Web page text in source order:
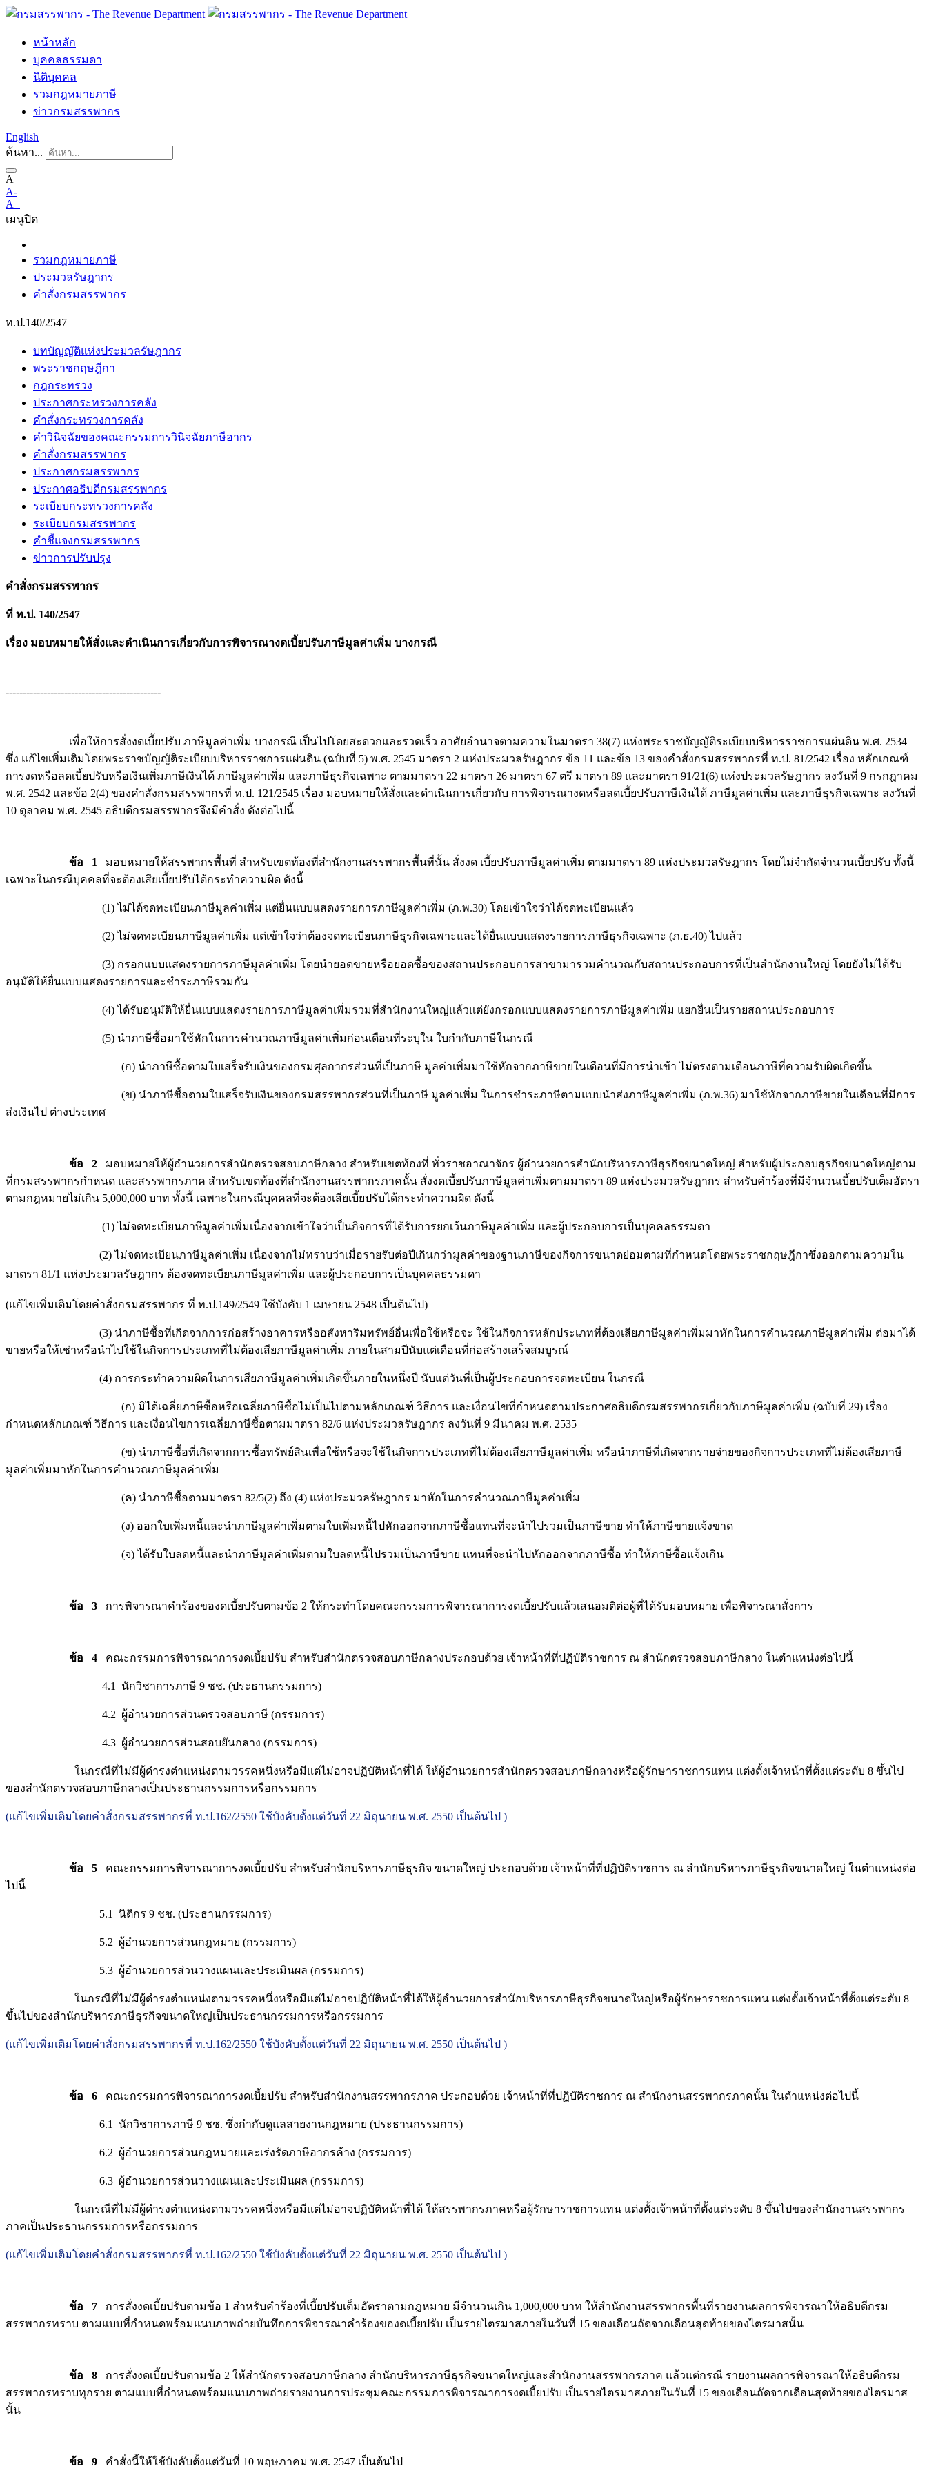
หน้าหลัก
บุคคลธรรมดา
นิติบุคคล
รวมกฎหมายภาษี
ข่าวกรมสรรพากร
English
ค้นหา...
A
A-
A+
เมนูปิด
รวมกฎหมายภาษี
ประมวลรัษฎากร
คำสั่งกรมสรรพากร
ท.ป.140/2547
บทบัญญัติแห่งประมวลรัษฎากร
พระราชกฤษฎีกา
กฎกระทรวง
ประกาศกระทรวงการคลัง
คำสั่งกระทรวงการคลัง
คำวินิจฉัยของคณะกรรมการวินิจฉัยภาษีอากร
คำสั่งกรมสรรพากร
ประกาศกรมสรรพากร
ประกาศอธิบดีกรมสรรพากร
ระเบียบกระทรวงการคลัง
ระเบียบกรมสรรพากร
คำชี้แจงกรมสรรพากร
ข่าวการปรับปรุง
คำสั่งกรมสรรพากร
ที่ ท.ป. 140/2547
เรื่อง มอบหมายให้สั่งและดำเนินการเกี่ยวกับการพิจารณางดเบี้ยปรับภาษีมูลค่าเพิ่ม บางกรณี
---------------------------------------------
เพื่อให้การสั่งงดเบี้ยปรับ ภาษีมูลค่าเพิ่ม บางกรณี เป็นไปโดยสะดวกและรวดเร็ว อาศัยอำนาจตามความในมาตรา 38(7) แห่งพระราชบัญญัติระเบียบบริหารราชการแผ่นดิน พ.ศ. 2534
ซึ่ง แก้ไขเพิ่มเติมโดยพระราชบัญญัติระเบียบบริหารราชการแผ่นดิน (ฉบับที่ 5) พ.ศ. 2545 มาตรา 2 แห่งประมวลรัษฎากร ข้อ 11 และข้อ 13 ของคำสั่งกรมสรรพากรที่ ท.ป. 81/2542 เรื่อง หลักเกณฑ์
การงดหรือลดเบี้ยปรับหรือเงินเพิ่มภาษีเงินได้ ภาษีมูลค่าเพิ่ม และภาษีธุรกิจเฉพาะ ตามมาตรา 22 มาตรา 26 มาตรา 67 ตรี มาตรา 89 และมาตรา 91/21(6) แห่งประมวลรัษฎากร ลงวันที่ 9 กรกฎาคม
พ.ศ. 2542 และข้อ 2(4) ของคำสั่งกรมสรรพากรที่ ท.ป. 121/2545 เรื่อง มอบหมายให้สั่งและดำเนินการเกี่ยวกับ การพิจารณางดหรือลดเบี้ยปรับภาษีเงินได้ ภาษีมูลค่าเพิ่ม และภาษีธุรกิจเฉพาะ ลงวันที่
10 ตุลาคม พ.ศ. 2545 อธิบดีกรมสรรพากรจึงมีคำสั่ง ดังต่อไปนี้
ข้อ 1 มอบหมายให้สรรพากรพื้นที่ สำหรับเขตท้องที่สำนักงานสรรพากรพื้นที่นั้น สั่งงด เบี้ยปรับภาษีมูลค่าเพิ่ม ตามมาตรา 89 แห่งประมวลรัษฎากร โดยไม่จำกัดจำนวนเบี้ยปรับ ทั้งนี้
เฉพาะในกรณีบุคคลที่จะต้องเสียเบี้ยปรับได้กระทำความผิด ดังนี้
(1) ไม่ได้จดทะเบียนภาษีมูลค่าเพิ่ม แต่ยื่นแบบแสดงรายการภาษีมูลค่าเพิ่ม (ภ.พ.30) โดยเข้าใจว่าได้จดทะเบียนแล้ว
(2) ไม่จดทะเบียนภาษีมูลค่าเพิ่ม แต่เข้าใจว่าต้องจดทะเบียนภาษีธุรกิจเฉพาะและได้ยื่นแบบแสดงรายการภาษีธุรกิจเฉพาะ (ภ.ธ.40) ไปแล้ว
(3) กรอกแบบแสดงรายการภาษีมูลค่าเพิ่ม โดยนำยอดขายหรือยอดซื้อของสถานประกอบการสาขามารวมคำนวณกับสถานประกอบการที่เป็นสำนักงานใหญ่ โดยยังไม่ได้รับ
อนุมัติให้ยื่นแบบแสดงรายการและชำระภาษีรวมกัน
(4) ได้รับอนุมัติให้ยื่นแบบแสดงรายการภาษีมูลค่าเพิ่มรวมที่สำนักงานใหญ่แล้วแต่ยังกรอกแบบแสดงรายการภาษีมูลค่าเพิ่ม แยกยื่นเป็นรายสถานประกอบการ
(5) นำภาษีซื้อมาใช้หักในการคำนวณภาษีมูลค่าเพิ่มก่อนเดือนที่ระบุใน ใบกำกับภาษีในกรณี
(ก) นำภาษีซื้อตามใบเสร็จรับเงินของกรมศุลกากรส่วนที่เป็นภาษี มูลค่าเพิ่มมาใช้หักจากภาษีขายในเดือนที่มีการนำเข้า ไม่ตรงตามเดือนภาษีที่ความรับผิดเกิดขึ้น
(ข) นำภาษีซื้อตามใบเสร็จรับเงินของกรมสรรพากรส่วนที่เป็นภาษี มูลค่าเพิ่ม ในการชำระภาษีตามแบบนำส่งภาษีมูลค่าเพิ่ม (ภ.พ.36) มาใช้หักจากภาษีขายในเดือนที่มีการ
ส่งเงินไป ต่างประเทศ
ข้อ 2 มอบหมายให้ผู้อำนวยการสำนักตรวจสอบภาษีกลาง สำหรับเขตท้องที่ ทั่วราชอาณาจักร ผู้อำนวยการสำนักบริหารภาษีธุรกิจขนาดใหญ่ สำหรับผู้ประกอบธุรกิจขนาดใหญ่ตาม
ที่กรมสรรพากรกำหนด และสรรพากรภาค สำหรับเขตท้องที่สำนักงานสรรพากรภาคนั้น สั่งงดเบี้ยปรับภาษีมูลค่าเพิ่มตามมาตรา 89 แห่งประมวลรัษฎากร สำหรับคำร้องที่มีจำนวนเบี้ยปรับเต็มอัตรา
ตามกฎหมายไม่เกิน 5,000,000 บาท ทั้งนี้ เฉพาะในกรณีบุคคลที่จะต้องเสียเบี้ยปรับได้กระทำความผิด ดังนี้
(1) ไม่จดทะเบียนภาษีมูลค่าเพิ่มเนื่องจากเข้าใจว่าเป็นกิจการที่ได้รับการยกเว้นภาษีมูลค่าเพิ่ม และผู้ประกอบการเป็นบุคคลธรรมดา
(2) ไม่จดทะเบียนภาษีมูลค่าเพิ่ม เนื่องจากไม่ทราบว่าเมื่อรายรับต่อปีเกินกว่ามูลค่าของฐานภาษีของกิจการขนาดย่อมตามที่กำหนดโดยพระราชกฤษฎีกาซึ่งออกตามความใน
มาตรา 81/1 แห่งประมวลรัษฎากร ต้องจดทะเบียนภาษีมูลค่าเพิ่ม และผู้ประกอบการเป็นบุคคลธรรมดา
(แก้ไขเพิ่มเติมโดยคำสั่งกรมสรรพากร ที่ ท.ป.149/2549 ใช้บังคับ 1 เมษายน 2548 เป็นต้นไป)
(3) นำภาษีซื้อที่เกิดจากการก่อสร้างอาคารหรืออสังหาริมทรัพย์อื่นเพื่อใช้หรือจะ ใช้ในกิจการหลักประเภทที่ต้องเสียภาษีมูลค่าเพิ่มมาหักในการคำนวณภาษีมูลค่าเพิ่ม ต่อมาได้
ขายหรือให้เช่าหรือนำไปใช้ในกิจการประเภทที่ไม่ต้องเสียภาษีมูลค่าเพิ่ม ภายในสามปีนับแต่เดือนที่ก่อสร้างเสร็จสมบูรณ์
(4) การกระทำความผิดในการเสียภาษีมูลค่าเพิ่มเกิดขึ้นภายในหนึ่งปี นับแต่วันที่เป็นผู้ประกอบการจดทะเบียน ในกรณี
(ก) มิได้เฉลี่ยภาษีซื้อหรือเฉลี่ยภาษีซื้อไม่เป็นไปตามหลักเกณฑ์ วิธีการ และเงื่อนไขที่กำหนดตามประกาศอธิบดีกรมสรรพากรเกี่ยวกับภาษีมูลค่าเพิ่ม (ฉบับที่ 29) เรื่อง
กำหนดหลักเกณฑ์ วิธีการ และเงื่อนไขการเฉลี่ยภาษีซื้อตามมาตรา 82/6 แห่งประมวลรัษฎากร ลงวันที่ 9 มีนาคม พ.ศ. 2535
(ข) นำภาษีซื้อที่เกิดจากการซื้อทรัพย์สินเพื่อใช้หรือจะใช้ในกิจการประเภทที่ไม่ต้องเสียภาษีมูลค่าเพิ่ม หรือนำภาษีที่เกิดจากรายจ่ายของกิจการประเภทที่ไม่ต้องเสียภาษี
มูลค่าเพิ่มมาหักในการคำนวณภาษีมูลค่าเพิ่ม
(ค) นำภาษีซื้อตามมาตรา 82/5(2) ถึง (4) แห่งประมวลรัษฎากร มาหักในการคำนวณภาษีมูลค่าเพิ่ม
(ง) ออกใบเพิ่มหนี้และนำภาษีมูลค่าเพิ่มตามใบเพิ่มหนี้ไปหักออกจากภาษีซื้อแทนที่จะนำไปรวมเป็นภาษีขาย ทำให้ภาษีขายแจ้งขาด
(จ) ได้รับใบลดหนี้และนำภาษีมูลค่าเพิ่มตามใบลดหนี้ไปรวมเป็นภาษีขาย แทนที่จะนำไปหักออกจากภาษีซื้อ ทำให้ภาษีซื้อแจ้งเกิน
ข้อ 3 การพิจารณาคำร้องของดเบี้ยปรับตามข้อ 2 ให้กระทำโดยคณะกรรมการพิจารณาการงดเบี้ยปรับแล้วเสนอมติต่อผู้ที่ได้รับมอบหมาย เพื่อพิจารณาสั่งการ
ข้อ 4 คณะกรรมการพิจารณาการงดเบี้ยปรับ สำหรับสำนักตรวจสอบภาษีกลางประกอบด้วย เจ้าหน้าที่ที่ปฏิบัติราชการ ณ สำนักตรวจสอบภาษีกลาง ในตำแหน่งต่อไปนี้
4.1 นักวิชาการภาษี 9 ชช. (ประธานกรรมการ)
4.2 ผู้อำนวยการส่วนตรวจสอบภาษี (กรรมการ)
4.3 ผู้อำนวยการส่วนสอบยันกลาง (กรรมการ)
ในกรณีที่ไม่มีผู้ดำรงตำแหน่งตามวรรคหนึ่งหรือมีแต่ไม่อาจปฏิบัติหน้าที่ได้ ให้ผู้อำนวยการสำนักตรวจสอบภาษีกลางหรือผู้รักษาราชการแทน แต่งตั้งเจ้าหน้าที่ตั้งแต่ระดับ 8 ขึ้นไป
ของสำนักตรวจสอบภาษีกลางเป็นประธานกรรมการหรือกรรมการ
(แก้ไขเพิ่มเติมโดยคำสั่งกรมสรรพากรที่ ท.ป.162/2550 ใช้บังคับตั้งแต่วันที่ 22 มิถุนายน พ.ศ. 2550 เป็นต้นไป )
ข้อ 5 คณะกรรมการพิจารณาการงดเบี้ยปรับ สำหรับสำนักบริหารภาษีธุรกิจ ขนาดใหญ่ ประกอบด้วย เจ้าหน้าที่ที่ปฏิบัติราชการ ณ สำนักบริหารภาษีธุรกิจขนาดใหญ่ ในตำแหน่งต่อ
ไปนี้
5.1 นิติกร 9 ชช. (ประธานกรรมการ)
5.2 ผู้อำนวยการส่วนกฎหมาย (กรรมการ)
5.3 ผู้อำนวยการส่วนวางแผนและประเมินผล (กรรมการ)
ในกรณีที่ไม่มีผู้ดำรงตำแหน่งตามวรรคหนึ่งหรือมีแต่ไม่อาจปฏิบัติหน้าที่ได้ให้ผู้อำนวยการสำนักบริหารภาษีธุรกิจขนาดใหญ่หรือผู้รักษาราชการแทน แต่งตั้งเจ้าหน้าที่ตั้งแต่ระดับ 8
ขึ้นไปของสำนักบริหารภาษีธุรกิจขนาดใหญ่เป็นประธานกรรมการหรือกรรมการ
(แก้ไขเพิ่มเติมโดยคำสั่งกรมสรรพากรที่ ท.ป.162/2550 ใช้บังคับตั้งแต่วันที่ 22 มิถุนายน พ.ศ. 2550 เป็นต้นไป )
ข้อ 6 คณะกรรมการพิจารณาการงดเบี้ยปรับ สำหรับสำนักงานสรรพากรภาค ประกอบด้วย เจ้าหน้าที่ที่ปฏิบัติราชการ ณ สำนักงานสรรพากรภาคนั้น ในตำแหน่งต่อไปนี้
6.1 นักวิชาการภาษี 9 ชช. ซึ่งกำกับดูแลสายงานกฎหมาย (ประธานกรรมการ)
6.2 ผู้อำนวยการส่วนกฎหมายและเร่งรัดภาษีอากรค้าง (กรรมการ)
6.3 ผู้อำนวยการส่วนวางแผนและประเมินผล (กรรมการ)
ในกรณีที่ไม่มีผู้ดำรงตำแหน่งตามวรรคหนึ่งหรือมีแต่ไม่อาจปฏิบัติหน้าที่ได้ ให้สรรพากรภาคหรือผู้รักษาราชการแทน แต่งตั้งเจ้าหน้าที่ตั้งแต่ระดับ 8 ขึ้นไปของสำนักงานสรรพากร
ภาคเป็นประธานกรรมการหรือกรรมการ
(แก้ไขเพิ่มเติมโดยคำสั่งกรมสรรพากรที่ ท.ป.162/2550 ใช้บังคับตั้งแต่วันที่ 22 มิถุนายน พ.ศ. 2550 เป็นต้นไป )
ข้อ 7 การสั่งงดเบี้ยปรับตามข้อ 1 สำหรับคำร้องที่เบี้ยปรับเต็มอัตราตามกฎหมาย มีจำนวนเกิน 1,000,000 บาท ให้สำนักงานสรรพากรพื้นที่รายงานผลการพิจารณาให้อธิบดีกรม
สรรพากรทราบ ตามแบบที่กำหนดพร้อมแนบภาพถ่ายบันทึกการพิจารณาคำร้องของดเบี้ยปรับ เป็นรายไตรมาสภายในวันที่ 15 ของเดือนถัดจากเดือนสุดท้ายของไตรมาสนั้น
ข้อ 8 การสั่งงดเบี้ยปรับตามข้อ 2 ให้สำนักตรวจสอบภาษีกลาง สำนักบริหารภาษีธุรกิจขนาดใหญ่และสำนักงานสรรพากรภาค แล้วแต่กรณี รายงานผลการพิจารณาให้อธิบดีกรม
สรรพากรทราบทุกราย ตามแบบที่กำหนดพร้อมแนบภาพถ่ายรายงานการประชุมคณะกรรมการพิจารณาการงดเบี้ยปรับ เป็นรายไตรมาสภายในวันที่ 15 ของเดือนถัดจากเดือนสุดท้ายของไตรมาส
นั้น
ข้อ 9 คำสั่งนี้ให้ใช้บังคับตั้งแต่วันที่ 10 พฤษภาคม พ.ศ. 2547 เป็นต้นไป